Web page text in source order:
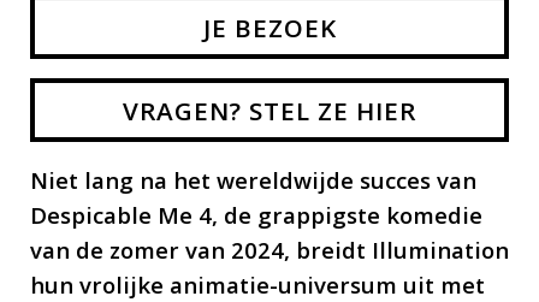
Niet lang na het wereldwijde succes van
Despicable Me 4, de grappigste komedie
van de zomer van 2024, breidt Illumination
hun vrolijke animatie-universum uit met
JE BEZOEK
VRAGEN? STEL ZE HIER